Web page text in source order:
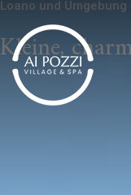
Loano und Umgebung
Kleine,